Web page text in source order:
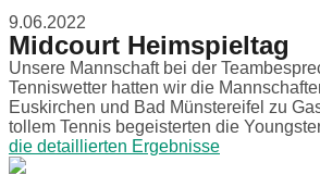
9.06.2022
Midcourt Heimspieltag
Unsere Mannschaft bei der
Tenniswetter hatten wir die
Euskirchen und Bad Münstereifel zu
tollem Tennis begeisterten die
die detaillierten Ergebnisse